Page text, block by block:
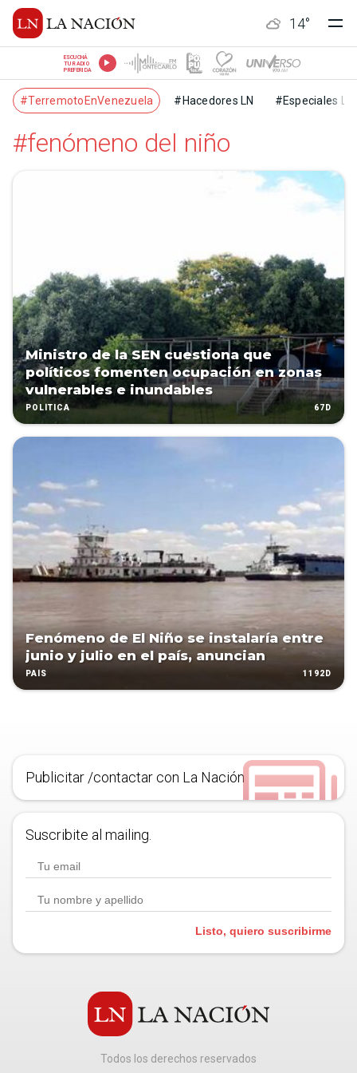
14°
ESCUCHÁ
TU RADIO
PREFERIDA
#TerremotoEnVenezuela #Hacedores LN #Especiales LN
#fenómeno del niño
Ministro de la SEN cuestiona que
políticos fomenten ocupación en zonas
vulnerables e inundables
POLÍTICA 67D
Fenómeno de El Niño se instalaría entre
junio y julio en el país, anuncian
PAÍS 1192D
Publicitar /contactar con La Nación
Suscribite al mailing.
Listo, quiero suscribirme
Todos los derechos reservados